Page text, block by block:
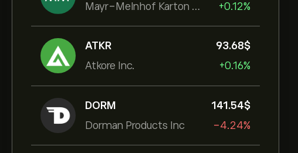
Mayr-Melnhof Karton AG
+0.12%
ATKR
Atkore Inc.
93.68‎$‎
+0.16%
DORM
Dorman Products Inc
141.54‎$‎
-4.24%